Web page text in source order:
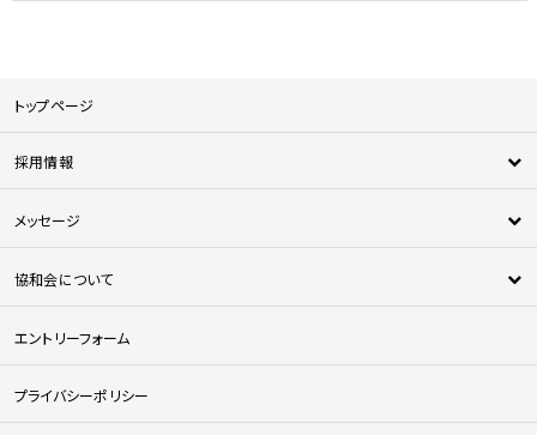
トップページ
採用情報
医師採用
メッセージ
協和会について
協和会を知る
人材育成について
エントリーフォーム
プライバシーポリシー